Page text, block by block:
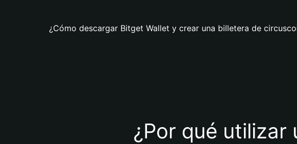
¿Cómo descargar Bitget Wallet y crear una billetera de
¿Por qué utilizar